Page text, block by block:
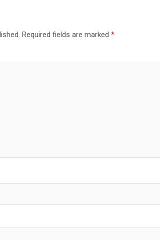
Required fields are marked *